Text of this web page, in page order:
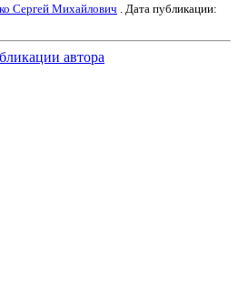
Сергей Михайлович . Дата публикации:
автора